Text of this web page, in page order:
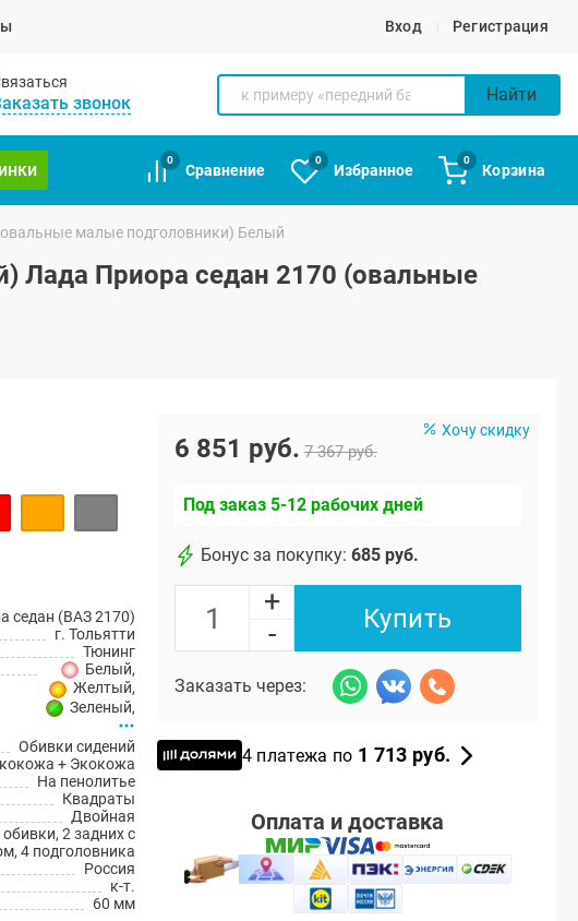
Вход Регистрация
звонок Найти
0
Сравнение
0
Избранное
0
Корзина
малые подголовники) Белый
Лада Приора седан 2170 (овальные
седан (ВАЗ 2170)
г. Тольятти
Тюнинг
Белый,
Желтый,
Зеленый,
Обивки сидений
+ Экокожа
На пенолитье
Квадраты
Двойная
2 задних с
4 подголовника
Россия
к-т.
60 мм
Хочу скидку
6 851 руб. 7 367 руб.
Под заказ 5-12 рабочих дней
Бонус за покупку: 685 руб.
+
-
Купить
Заказать через:
4 платежа по 1 713 руб.
Оплата и доставка